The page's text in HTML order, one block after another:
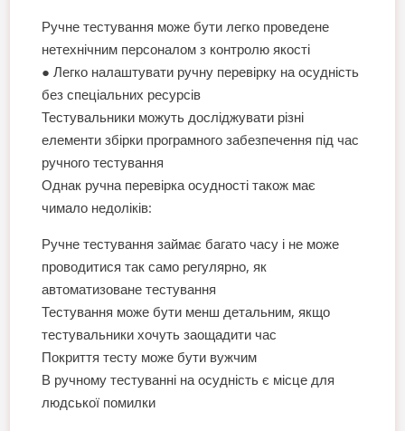
Ручне тестування може бути легко проведене
нетехнічним персоналом з контролю якості
● Легко налаштувати ручну перевірку на осудність
без спеціальних ресурсів
Тестувальники можуть досліджувати різні
елементи збірки програмного забезпечення під час
ручного тестування
Однак ручна перевірка осудності також має
чимало недоліків:
Ручне тестування займає багато часу і не може
проводитися так само регулярно, як
автоматизоване тестування
Тестування може бути менш детальним, якщо
тестувальники хочуть заощадити час
Покриття тесту може бути вужчим
В ручному тестуванні на осудність є місце для
людської помилки